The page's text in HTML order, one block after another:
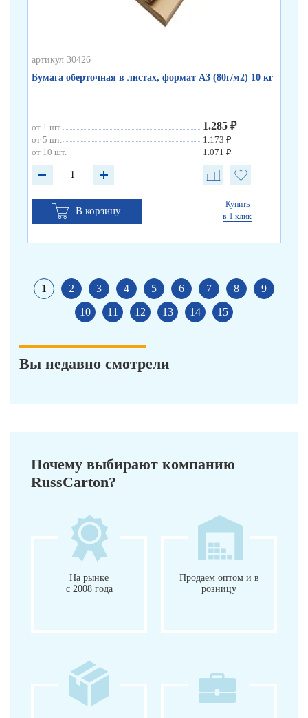
артикул 30426
Бумага оберточная в листах, формат А3 (80г/м2) 10 кг
от 1 шт. 1.285 ₽
от 5 шт.
1.173 ₽
от 10 шт.
1.071 ₽
В корзину
Купить
в 1 клик
1 2 3 4 5 6 7 8
9
10
11 12 13 14 15
Вы недавно смотрели
Почему выбирают компанию
RussCarton?
На рынке
с 2008 года
Продаем оптом и в
розницу